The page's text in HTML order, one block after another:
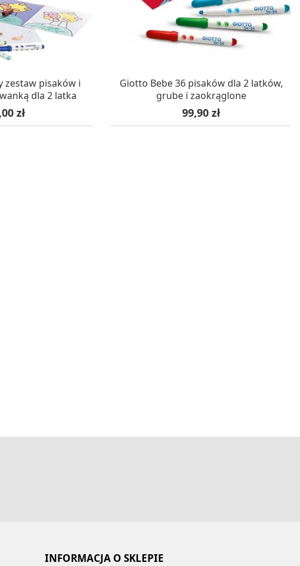
zestaw pisaków i
dla 2 latka
zł
OCZEKUJEMY NA DOSTAWĘ
Giotto Bebe 36 pisaków dla 2 latków,
grube i zaokrąglone
Cena
99,90 zł
INFORMACJA O SKLEPIE